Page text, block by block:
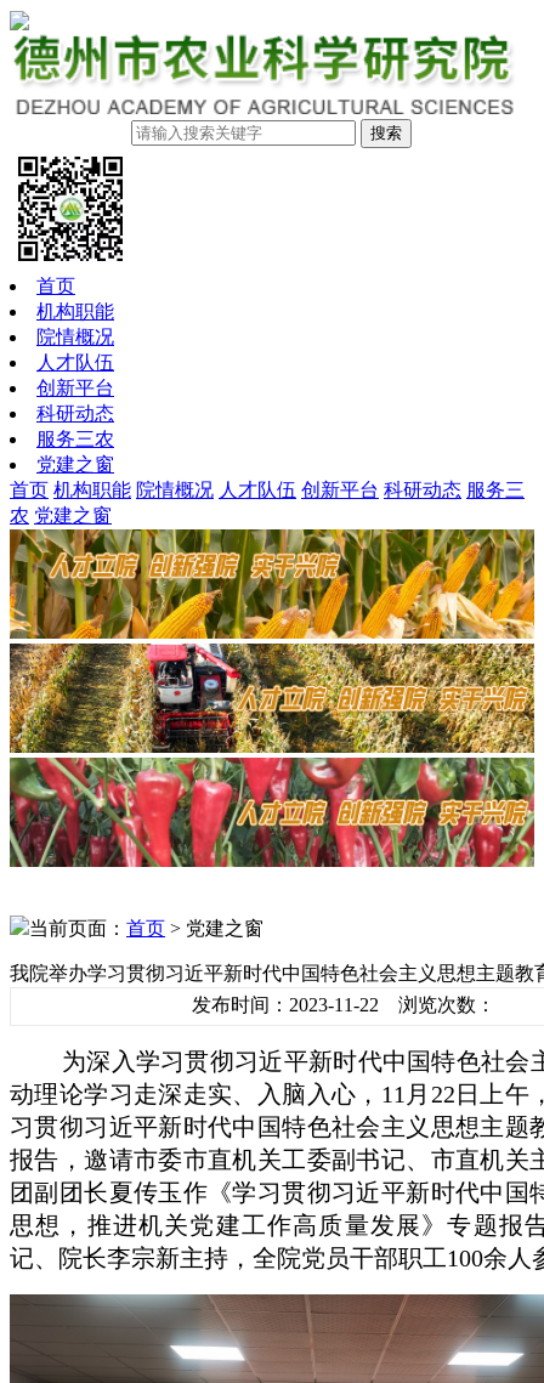
搜索
首页
机构职能
院情概况
人才队伍
创新平台
科研动态
服务三农
党建之窗
首页 机构职能 院情概况 人才队伍 创新平台 科研动态 服务三
农 党建之窗
当前页面： 首页 > 党建之窗
我院举办学习贯彻习近平新时代中国特色社会主义思想主题教
发布时间：2023-11-22 浏览次数：
为深入学习贯彻习近平新时代中国特色社会
动理论学习走深走实、入脑入心，11月22日上午
习贯彻习近平新时代中国特色社会主义思想主题
报告，邀请市委市直机关工委副书记、市直机关
团副团长夏传玉作《学习贯彻习近平新时代中国
思想，推进机关党建工作高质量发展》专题报
记、院长李宗新主持，全院党员干部职工100余人